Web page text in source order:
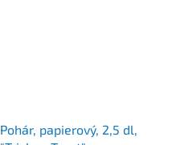
Pohár, papierový, 2,5 dl,